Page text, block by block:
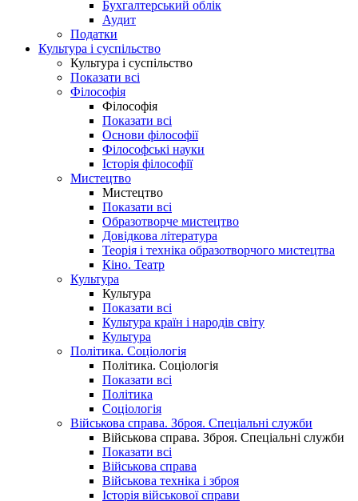
Бухгалтерський облік
Аудит
Податки
Культура і суспільство
Культура і суспільство
Показати всі
Філософія
Філософія
Показати всі
Основи філософії
Філософські науки
Історія філософії
Мистецтво
Мистецтво
Показати всі
Образотворче мистецтво
Довідкова література
Теорія і техніка образотворчого мистецтва
Кіно. Театр
Культура
Культура
Показати всі
Культура країн і народів світу
Культура
Політика. Соціологія
Політика. Соціологія
Показати всі
Політика
Соціологія
Військова справа. Зброя. Спеціальні служби
Військова справа. Зброя. Спеціальні служби
Показати всі
Військова справа
Військова техніка і зброя
Історія військової справи